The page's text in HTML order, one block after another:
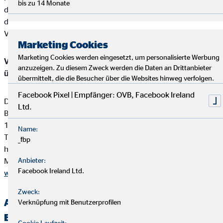
die Produktvermittlung eine Vergütung (Provisionszahlung),
die einbehalten werden darf. Diese ist in der
Versicherungsprämie einkalkuliert.
Vermittler-Registerstelle, bei der sich die Eintragungen
überprüfen lassen:
Deutsche Industrie- und Handelskammer (DIHK)
Breite Straße 29
10178 Berlin
Tel. 0180 / 6005850 (20 Cent/Anruf aus dem dt. Festnetz,
höchstens 60 Cent/Anruf aus Mobilfunknetzen)
Mailinfo@dihk.de
www.dihk.de,www.vermittlerregister.info
Alternative Streitbeilegung —
Beschwerde-/Schlichtungsstellen
bis zu 14 Monate
Marketing Cookies
Marketing Cookies werden eingesetzt, um personalisierte Werbung
anzuzeigen. Zu diesem Zweck werden die Daten an Drittanbieter
übermittelt, die die Besucher über die Websites hinweg verfolgen.
Facebook Pixel | Empfänger: OVB, Facebook Ireland
Ltd.
Name:
_fbp
Anbieter:
Facebook Ireland Ltd.
Zweck:
Verknüpfung mit Benutzerprofilen